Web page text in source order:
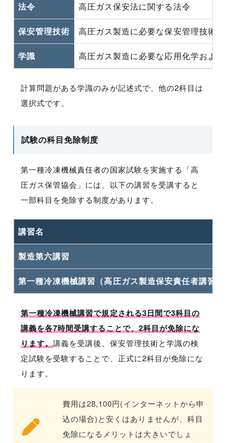
法令 高圧ガス保安法に関する法令
保安管理技術 高圧ガス製造に必要な保安管理技術
学識 高圧ガス製造に必要な応用化学およ
計算問題がある学識のみが記述式で、他の2科目は
選択式です。
試験の科目免除制度
第一種冷凍機械責任者の国家試験を実施する「高
圧ガス保管協会」には、以下の講習を受講すると
一部科目を免除する制度があります。
講習名
製造第六講習
第一種冷凍機械講習（高圧ガス製造保安責任者講習
第一種冷凍機械講習で規定される3日間で3科目の
講義を各7時間受講することで、2科目が免除にな
ります。講義を受講後、保安管理技術と学識の検
定試験を受験することで、正式に2科目が免除にな
ります。
費用は28,100円(インターネットから申
込の場合)と安くはありませんが、科目
免除になるメリットは大きいでしょ